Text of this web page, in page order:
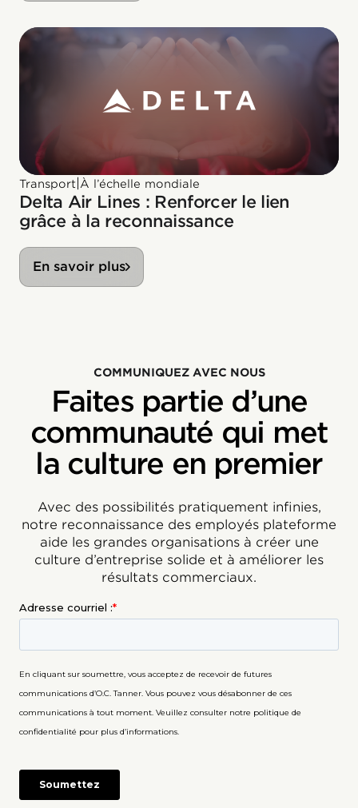
Transport À l’échelle mondiale
Delta Air Lines : Renforcer le lien
grâce à la reconnaissance
En savoir plus
COMMUNIQUEZ AVEC NOUS
Faites partie d’une
communauté qui met
la culture en premier
Avec des possibilités pratiquement infinies,
notre reconnaissance des employés plateforme
aide les grandes organisations à créer une
culture d’entreprise solide et à améliorer les
résultats commerciaux.